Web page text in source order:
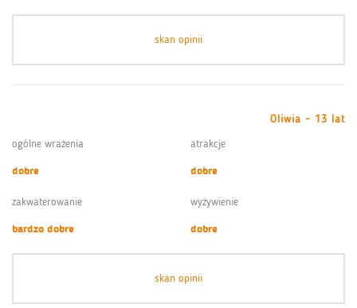
skan opinii
Oliwia - 13 lat
ogólne wrażenia
dobre
atrakcje
dobre
zakwaterowanie
bardzo dobre
wyżywienie
dobre
skan opinii